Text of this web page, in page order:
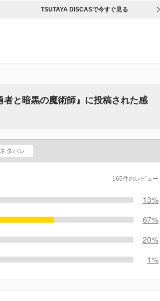
TSUTAYA DISCASで今すぐ見る
者と暗黒の魔術師』に投稿された感
ネタバレ
165件のレビュー
13%
67%
20%
1%